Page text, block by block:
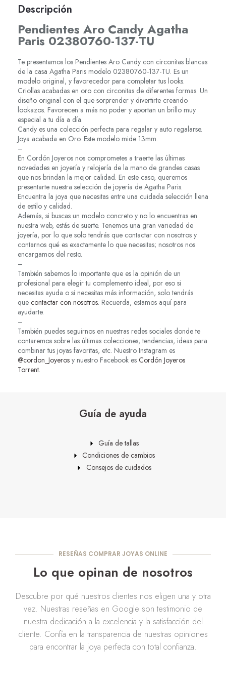
Descripción
Pendientes Aro Candy Agatha
Paris 02380760-137-TU
Te presentamos los Pendientes Aro Candy con circonitas blancas
de la casa Agatha Paris modelo 02380760-137-TU. Es un
modelo original, y favorecedor para completar tus looks.
Criollas acabadas en oro con circonitas de diferentes formas. Un
diseño original con el que sorprender y divertirte creando
lookazos. Favorecen a más no poder y aportan un brillo muy
especial a tu día a día.
Candy es una colección perfecta para regalar y auto regalarse.
Joya acabada en Oro. Este modelo mide 13mm.
–
En Cordón Joyeros nos comprometes a traerte las últimas
novedades en joyería y relojería de la mano de grandes casas
que nos brindan la mejor calidad. En este caso, queremos
presentarte nuestra selección de joyería de Agatha Paris.
Encuentra la joya que necesitas entre una cuidada selección llena
de estilo y calidad.
Además, si buscas un modelo concreto y no lo encuentras en
nuestra web, estás de suerte. Tenemos una gran variedad de
joyería, por lo que solo tendrás que contactar con nosotros y
contarnos qué es exactamente lo que necesitas; nosotros nos
encargamos del resto.
–
También sabemos lo importante que es la opinión de un
profesional para elegir tu complemento ideal, por eso si
necesitas ayuda o si necesitas más información, solo tendrás
que contactar con nosotros. Recuerda, estamos aquí para
ayudarte.
–
También puedes seguirnos en nuestras redes sociales donde te
contaremos sobre las últimas colecciones, tendencias, ideas para
combinar tus joyas favoritas, etc. Nuestro Instagram es
@cordon_Joyeros y nuestro Facebook es Cordón Joyeros
Torrent.
Guía de ayuda
Guía de tallas
Condiciones de cambios
Consejos de cuidados
RESEÑAS COMPRAR JOYAS ONLINE
Lo que opinan de nosotros
Descubre por qué nuestros clientes nos eligen una y otra
vez. Nuestras reseñas en Google son testimonio de
nuestra dedicación a la excelencia y la satisfacción del
cliente. Confía en la transparencia de nuestras opiniones
para encontrar la joya perfecta con total confianza.